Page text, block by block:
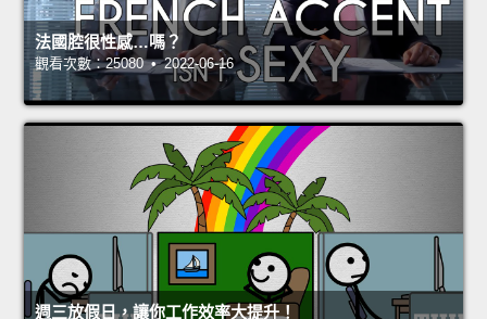
法國腔很性感…嗎？
觀看次數：25080 • 2022-06-16
週三放假日，讓你工作效率大提升！